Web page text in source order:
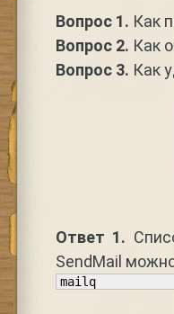
Вопрос 1. Как
Вопрос 2. Как
Вопрос 3. Как
Ответ 1.
SendMail
mailq